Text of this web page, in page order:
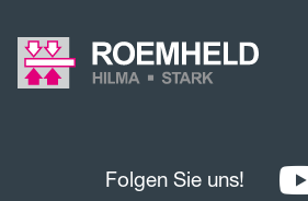
Folgen Sie uns!